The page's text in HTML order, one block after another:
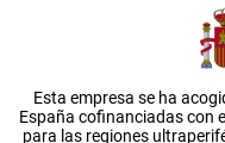
Esta empresa se ha
España cofinanciadas con
para las regiones